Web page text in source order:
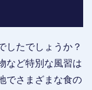
したでしょうか？
など特別な風習は
でさまざまな食の